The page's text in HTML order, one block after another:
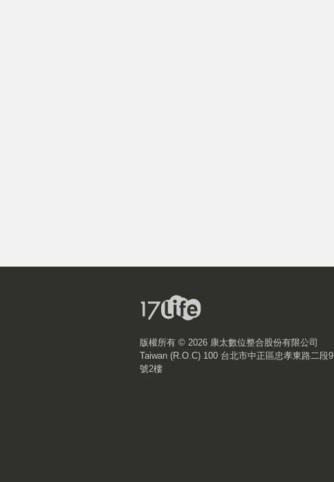
版權所有 © 2026 康太數位整合股份有限公司
Taiwan (R.O.C) 100 台北市中正區忠孝東路二段9
號2樓